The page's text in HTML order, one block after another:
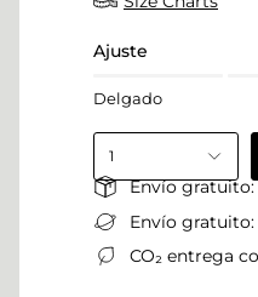
Ajuste
Delgado
1
Envío gratuito:
Envío
CO₂ entrega